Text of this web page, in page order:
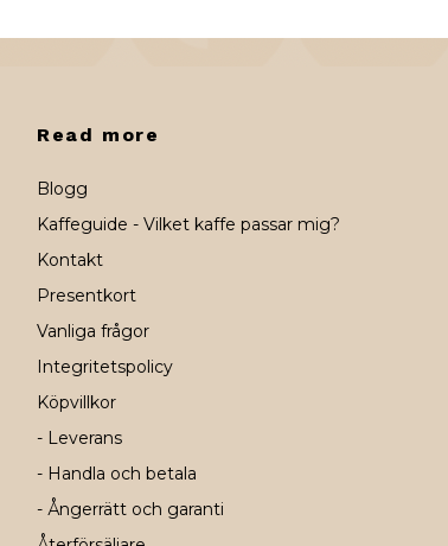
Read more
Blogg
Kaffeguide - Vilket kaffe passar mig?
Kontakt
Presentkort
Vanliga frågor
Integritetspolicy
Köpvillkor
- Leverans
- Handla och betala
- Ångerrätt och garanti